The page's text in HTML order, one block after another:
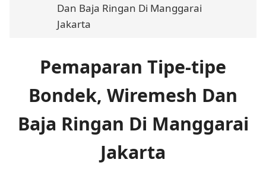
Dan Baja Ringan Di Manggarai
Jakarta
Pemaparan Tipe-tipe
Bondek, Wiremesh Dan
Baja Ringan Di Manggarai
Jakarta